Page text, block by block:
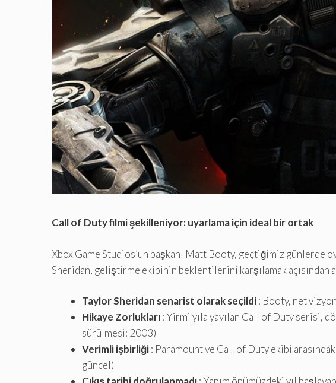
Call of Duty filmi şekilleniyor: uyarlama için ideal bir ortak
Xbox Game Studios’un başkanı Matt Booty, geçtiğimiz günlerde
Sheridan, geliştirme ekibinin beklentilerini karşılamak açısından
Taylor Sheridan senarist olarak seçildi: Booty, net
Hikaye Zorlukları: Yirmi yıla yayılan Call of Duty serisi,
sürülmesi: 2003)
Verimli işbirliği: Paramount ve Call of Duty ekibi
güncel)